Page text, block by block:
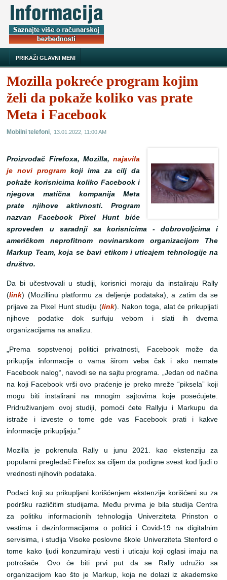
PRIKAŽI GLAVNI MENI
Mozilla pokreće program kojim
želi da pokaže koliko vas prate
Meta i Facebook
Mobilni telefoni, 13.01.2022, 11:00 AM
Proizvođač Firefoxa, Mozilla, najavila
je novi program
koji ima za cilj da
pokaže korisnicima koliko Facebook i
njegova matična kompanija Meta
prate njihove aktivnosti. Program
nazvan Facebook Pixel Hunt biće
sproveden u saradnji sa korisnicima - dobrovoljcima i
američkom neprofitnom novinarskom organizacijom The
Markup Team, koja se bavi etikom i uticajem tehnologije na
društvo.
Da bi učestvovali u studiji, korisnici moraju da instaliraju Rally
(link) (Mozillinu platformu za deljenje podataka), a zatim da se
prijave za Pixel Hunt studiju (link). Nakon toga, alat će prikupljati
njihove podatke dok surfuju vebom i slati ih dvema
organizacijama na analizu.
„Prema sopstvenoj politici privatnosti, Facebook može da
prikuplja informacije o vama širom veba čak i ako nemate
Facebook nalog“, navodi se na sajtu programa. „Jedan od načina
na koji Facebook vrši ovo praćenje je preko mreže “piksela” koji
mogu biti instalirani na mnogim sajtovima koje posećujete.
Pridruživanjem ovoj studiji, pomoći ćete Rallyju i Markupu da
istraže i izveste o tome gde vas Facebook prati i kakve
informacije prikupljaju.”
Mozilla je pokrenula Rally u junu 2021. kao ekstenziju za
popularni pregledač Firefox sa ciljem da podigne svest kod ljudi o
vrednosti njihovih podataka.
Podaci koji su prikupljani korišćenjem ekstenzije korišćeni su za
podršku različitim studijama. Među prvima je bila studija Centra
za politiku informacionih tehnologija Univerziteta Prinston o
vestima i dezinformacijama o politici i Covid-19 na digitalnim
servisima, i studija Visoke poslovne škole Univerziteta Stenford o
tome kako ljudi konzumiraju vesti i uticaju koji oglasi imaju na
potrošače. Ovo će biti prvi put da se Rally udružio sa
organizacijom kao što je Markup, koja ne dolazi iz akademske